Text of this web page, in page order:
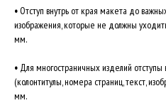
• Отступ внутрь от края макета до
изображения, которые не должны
мм.
• Для многостраничных изделий
(колонтитулы, номера страниц, текст,
мм.